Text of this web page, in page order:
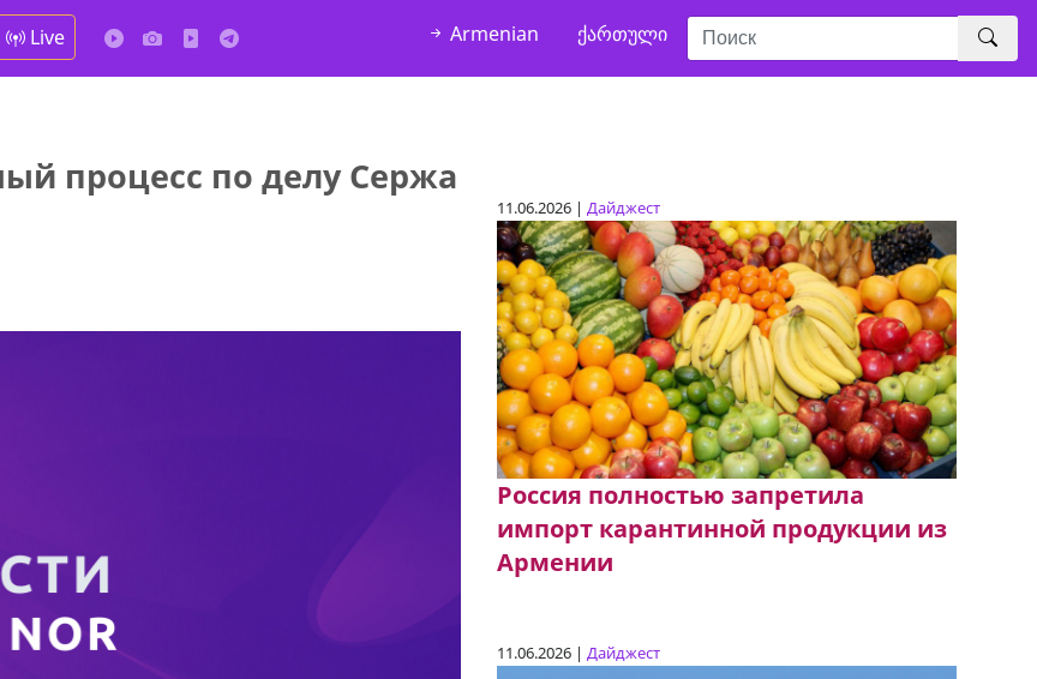
Live Armenian ქართული
процесс по делу Сержа
11.06.2026 | Дайджест
Россия полностью запретила
импорт карантинной продукции из
Армении
11.06.2026 | Дайджест